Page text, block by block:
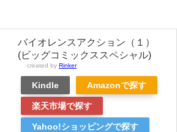
バイオレンスアクション（１）
(ビッグコミックススペシャル)
created by Rinker
Kindle Amazonで探す
楽天市場で探す
Yahoo!ショッピングで探す